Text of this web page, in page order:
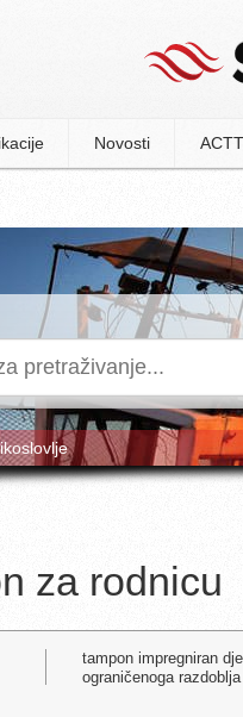
Novosti
za rodnicu
tampon impregniran
ograničenoga razdoblja